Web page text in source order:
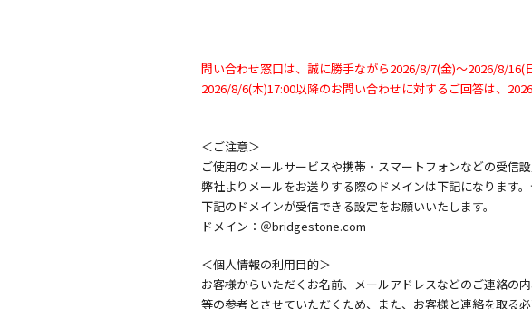
問い合わせ窓口は、誠に勝手ながら2026/8/7(金)～2026/8/16(
2026/8/6(木)17:00以降のお問い合わせに対するご回答は、
＜ご注意＞
ご使用のメールサービスや携帯・スマートフォンなどの受信
弊社よりメールをお送りする際のドメインは下記になります
下記のドメインが受信できる設定をお願いいたします。
ドメイン：＠bridgestone.com
＜個人情報の利用目的＞
お客様からいただくお名前、メールアドレスなどのご連絡の
等の参考とさせていただくため、また、お客様と連絡を取る